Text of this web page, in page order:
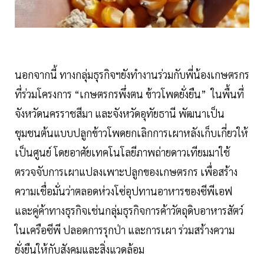
นอกจากนี้ ทางกลุ่มธุรกิจฯยังทำงานร่วมกับพี่น้องเกษตรกร
ที่ร่วมโครงการ “เกษตรกรพึ่งตน ข้าวโพดยั่งยืน” ในพื้นที่
จังหวัดนครราชสีมา และจังหวัดอุทัยธานี พัฒนาเป็น
ชุมชนต้นแบบปลูกข้าวโพดยกเลิกการเผาหลังเก็บเกี่ยวให้
เป็นศูนย์ โดยอาศัยเทคโนโลยีภาพถ่ายดาวเทียมมาใช้
ตรวจจับการเผาแปลงเพาะปลูกของเกษตรกร เพื่อสร้าง
ความเชื่อมั่นว่าตลอดห่วงโซ่อุปทานอาหารของซีพีเอฟ
และคู่ค้าทางธุรกิจเช่นกลุ่มธุรกิจการค้าวัตถุดิบอาหารสัตว์
ในเครือซีพี ปลอดการรุกป่า และการเผา ร่วมสร้างความ
ยั่งยืนให้กับสังคมและสิ่งแวดล้อม